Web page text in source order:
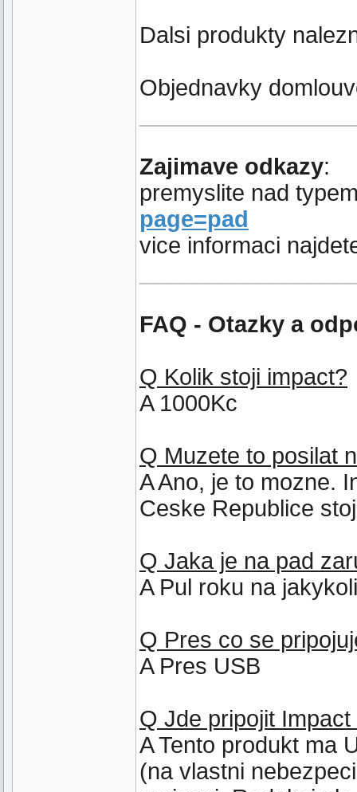
Dalsi produkty
Objednavky
Zajimave odkazy:
premyslite nad
page=pad
vice informaci
FAQ - Otazky a
Q Kolik stoji impact?
A 1000Kc
Q Muzete to posilat
A Ano, je to mozne.
Ceske Republice
Q Jaka je na pad
A Pul roku na
Q Pres co se
A Pres USB
Q Jde pripojit
A Tento produkt ma
(na vlastni